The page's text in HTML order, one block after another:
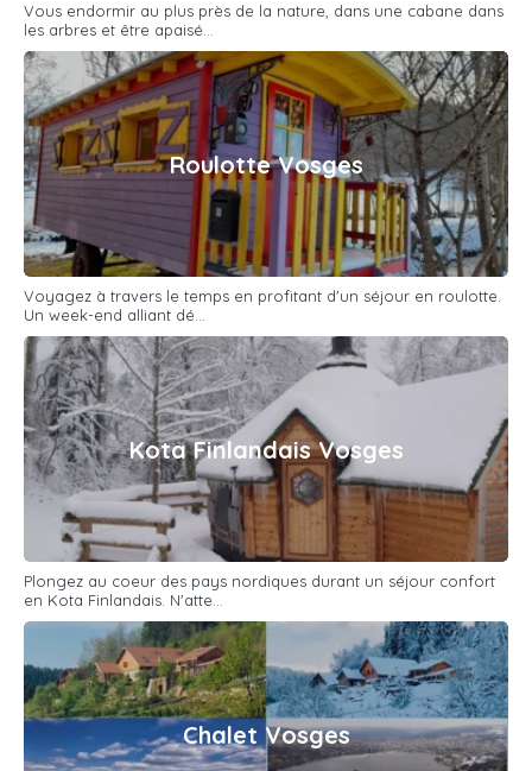
Vous endormir au plus près de la nature, dans une cabane dans
les arbres et être apaisé...
Roulotte Vosges
Voyagez à travers le temps en profitant d'un séjour en roulotte.
Un week-end alliant dé...
Kota Finlandais Vosges
Plongez au coeur des pays nordiques durant un séjour confort
en Kota Finlandais. N'atte...
Chalet Vosges